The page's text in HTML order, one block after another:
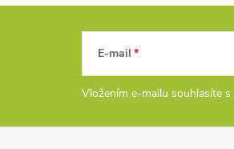
E-mail
Vložením e-mailu souhlasíte s